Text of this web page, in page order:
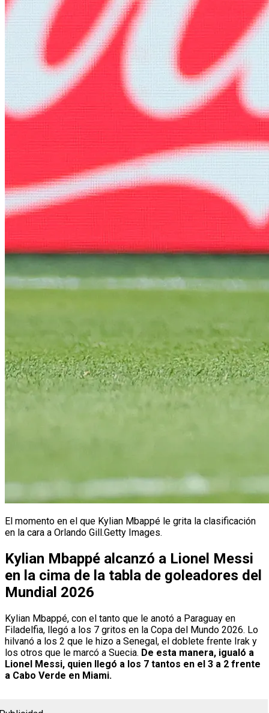
El momento en el que Kylian Mbappé le grita la clasificación
en la cara a Orlando Gill.Getty Images.
Kylian Mbappé alcanzó a Lionel Messi
en la cima de la tabla de goleadores del
Mundial 2026
Kylian Mbappé, con el tanto que le anotó a Paraguay en
Filadelfia, llegó a los 7 gritos en la Copa del Mundo 2026. Lo
hilvanó a los 2 que le hizo a Senegal, el doblete frente Irak y
los otros que le marcó a Suecia. De esta manera, igualó a
Lionel Messi, quien llegó a los 7 tantos en el 3 a 2 frente
a Cabo Verde en Miami.